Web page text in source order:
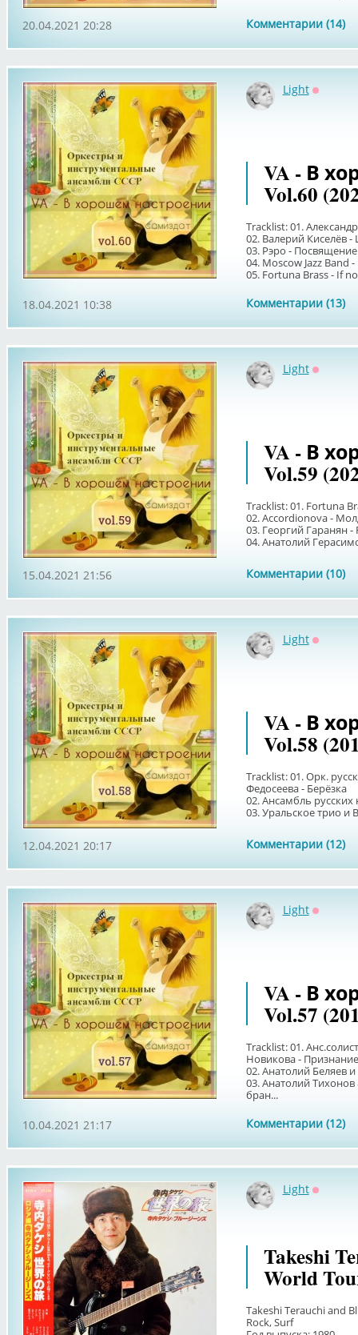
Комментарии (14)
20.04.2021 20:28
Light
VA - В
Vol.60
Tracklist: 01.
02. Валерий Киселёв
03. Рэро - Посвящение
04. Moscow Jazz Band -
05. Fortuna Brass - If
Комментарии (13)
18.04.2021 10:38
Light
VA - В
Vol.59
Tracklist: 01. Fortuna
02. Accordionova -
03. Георгий Гаранян -
04. Анатолий
Комментарии (10)
15.04.2021 21:56
Light
VA - В
Vol.58
Tracklist: 01. Орк.
Федосеева - Берёзка
02. Ансамбль
03. Уральское трио и
Комментарии (12)
12.04.2021 20:17
Light
VA - В
Vol.57
Tracklist: 01.
Новикова - Признание
02. Анатолий Беляев
03. Анатолий
бран...
Комментарии (12)
10.04.2021 21:17
Light
Takeshi
World
Takeshi Terauchi and
Rock, Surf